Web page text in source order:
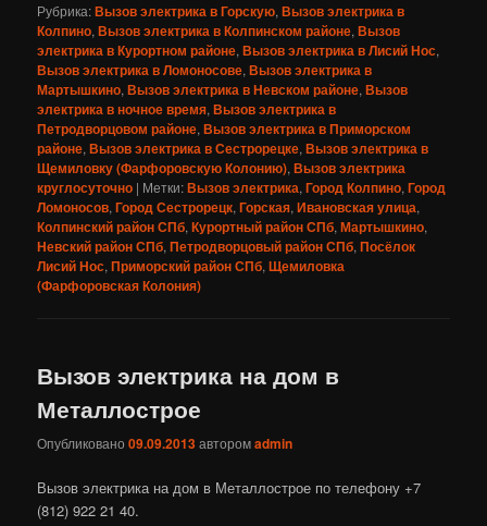
Рубрика:Вызов электрика в Горскую,Вызов электрика в
Колпино,Вызов электрика в Колпинском районе,Вызов
электрика в Курортном районе,Вызов электрика в Лисий Нос,
Вызов электрика в Ломоносове,Вызов электрика в
Мартышкино,Вызов электрика в Невском районе,Вызов
электрика в ночное время,Вызов электрика в
Петродворцовом районе,Вызов электрика в Приморском
районе,Вызов электрика в Сестрорецке,Вызов электрика в
Щемиловку (Фарфоровскую Колонию),Вызов электрика
круглосуточно | Метки:Вызов электрика,Город Колпино,Город
Ломоносов,Город Сестрорецк,Горская,Ивановская улица,
Колпинский район СПб,Курортный район СПб,Мартышкино,
Невский район СПб,Петродворцовый район СПб,Посёлок
Лисий Нос,Приморский район СПб,Щемиловка
(Фарфоровская Колония)
Вызов электрика на дом в
Металлострое
Опубликовано09.09.2013авторомadmin
Вызов электрика на дом в Металлострое по телефону +7
(812) 922 21 40.